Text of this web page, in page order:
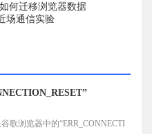
何迁移浏览器数据
场通信实验
歌浏览器中的“ERR_CONNECTI